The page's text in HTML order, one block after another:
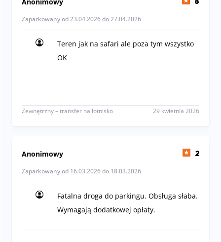
Anonimowy 8
Zaparkowany od 23.04.2026 do 27.04.2026
Teren jak na safari ale poza tym wszystko
OK
Zewnętrzny – transfer na lotnisko 29 kwietnia 2026
Anonimowy 2
Zaparkowany od 16.03.2026 do 18.03.2026
Fatalna droga do parkingu. Obsługa słaba.
Wymagają dodatkowej opłaty.